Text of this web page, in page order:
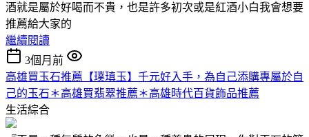
酒就是屬於好喝而不貴，也是許多初次或是紅酒小白我會想要
推薦給大家的
繼續閱讀
3個月前
高雄買玉石推薦【璞瑱玉】千元好入手，為自己添購專屬於自
己的玉石＊高雄買翡翠推薦＊高雄時代百貨飾品推薦
生活綜合